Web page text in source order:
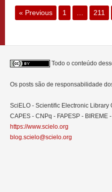
« Previous 1 211
Todo o conteúdo
Os posts são de responsabilidade
SciELO - Scientific Electronic Library
CAPES - CNPq - FAPESP - BIREME
https://www.scielo.org
blog.scielo@scielo.org